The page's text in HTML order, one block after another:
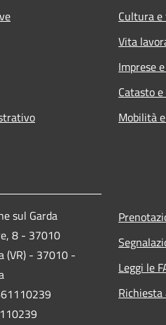
Cultura
Vita
Imprese
Catasto
Mobilità
sul Garda
8 - 37010
(VR) - 37010 -
Leggi le